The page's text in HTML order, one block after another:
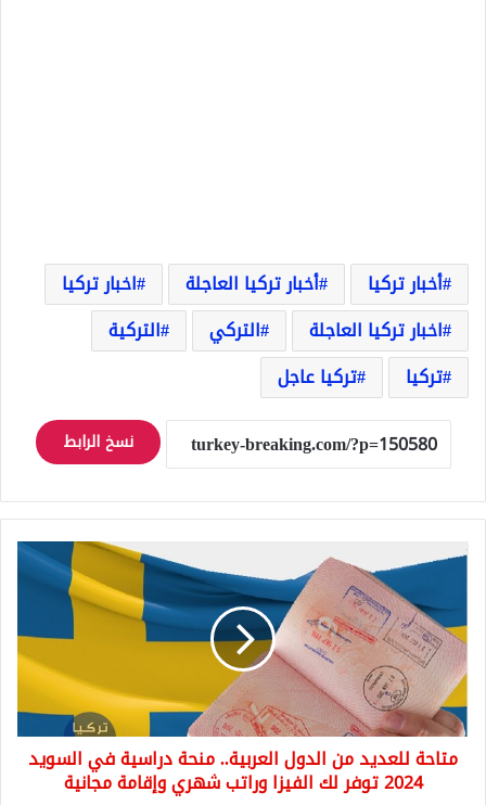
أخبار تركيا أخبار تركيا العاجلة
اخبار تركيا
اخبار تركيا العاجلة
التركي
التركية
تركيا
تركيا عاجل
نسخ الرابط
متاحة
الدول
العربية..
منحة
دراسية
في
السويد
2024
متاحة للعديد من الدول العربية.. منحة دراسية في السويد
2024 توفر لك الفيزا وراتب شهري وإقامة مجانية